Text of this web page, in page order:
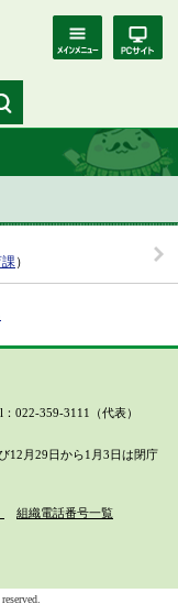
）
022-359-3111（代表）
12月29日から1月3日は閉庁
組織電話番号一覧